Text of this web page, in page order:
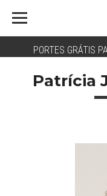
PORTES GRÁTIS
Patrícia